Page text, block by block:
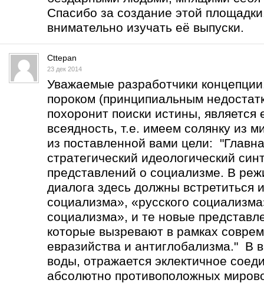
Спасибо за создание этой
внимательно изучать её выпуски.
Cttepan
23 дек 2014
Уважаемые разработчики
пороком (принципиальным
похоронит поиски истины,
всеядность, т.е. имеем солянку из
из поставленной вами цели:
стратегический идеологический
представлений о социализме. В
диалога здесь должны встретиться
социализма», «русского
социализма», и те новые
которые вызревают в рамках
евразийства и антиглобализма." В
воды, отражается эклектичное
абсолютно противоположных